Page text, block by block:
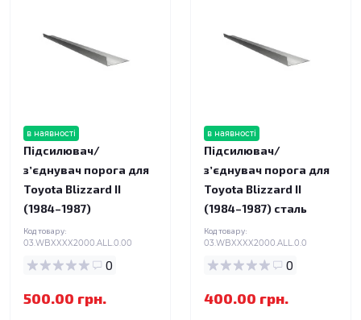
в наявності
Підсилювач/
зʼєднувач порога для
Toyota Blizzard II
(1984–1987)
Код товару:
03.WBXXXX2000.ALL.0.00
0
500.00 грн.
в наявності
Підсилювач/
зʼєднувач порога для
Toyota Blizzard II
(1984–1987) сталь
Код товару:
03.WBXXXX2000.ALL.0.0
0
400.00 грн.